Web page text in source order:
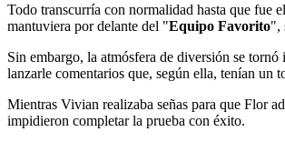
Todo transcurría con normalidad hasta que fue
mantuviera por delante del "Equipo Favorito",
Sin embargo, la atmósfera de diversión se
lanzarle comentarios que, según ella, tenían un
Mientras Vivian realizaba señas para que Flor
impidieron completar la prueba con éxito.